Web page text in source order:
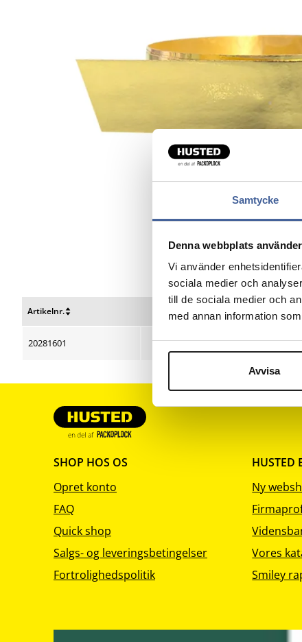
Samtycke
Denna webbplats
Vi använder
sociala medier och
till de sociala medier och
med annan information
Avvisa
Artikelnr.
Bredde mm
Nulstil
20281601 10 Lys
SHOP HOS OS
Opret konto
FAQ
Quick shop
Salgs- og leveringsbetingelser
Fortrolighedspolitik
HUSTED
Ny
Vores
Smiley